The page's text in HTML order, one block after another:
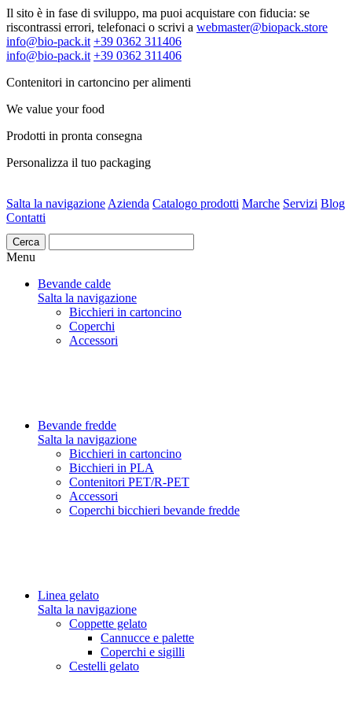
Il sito è in fase di sviluppo, ma puoi acquistare con fiducia: se
riscontrassi errori, telefonaci o scrivi a webmaster@biopack.store
info@bio-pack.it +39 0362 311406
info@bio-pack.it +39 0362 311406
Contenitori in cartoncino per alimenti
We value your food
Prodotti in pronta consegna
Personalizza il tuo packaging
Salta la navigazione Azienda Catalogo prodotti Marche Servizi Blog
Contatti
Cerca
Menu
Bevande calde
Salta la navigazione
Bicchieri in cartoncino
Coperchi
Accessori
Bevande fredde
Salta la navigazione
Bicchieri in cartoncino
Bicchieri in PLA
Contenitori PET/R-PET
Accessori
Coperchi bicchieri bevande fredde
Linea gelato
Salta la navigazione
Coppette gelato
Cannucce e palette
Coperchi e sigilli
Cestelli gelato